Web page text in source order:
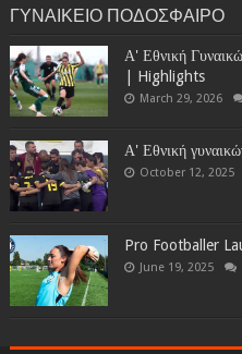
ΓΥΝΑΙΚΕΙΟ ΠΟΔΟΣΦΑΙΡΟ
Α' Εθνική
| Highlights
March 29, 2026
Α' Εθνική
October 12, 2025
Pro Footballer
June 19, 2025